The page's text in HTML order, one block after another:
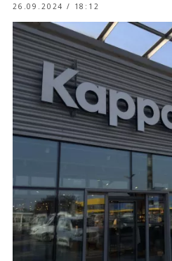
26.09.2024 / 18:12